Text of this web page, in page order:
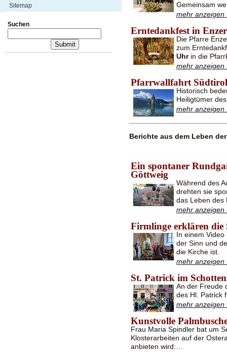
Sitemap
Suchen
Gemeinsam
mehr anzeigen
Erntedankfest in
Die Pfarre
zum
Uhrin die
mehr anzeigen
Pfarrwallfahrt Südtirol
Historisch
Heiligtümer
mehr anzeigen
Berichte aus dem Leben
Ein spontaner
Göttweig
Während des
drehten sie
das Leben des
mehr anzeigen
Firmlinge erklären die
In einem
der Sinn und
die Kirche ist.
mehr anzeigen
St. Patrick im
An der Freude
des Hl. Patrick
mehr anzeigen
Kunstvolle
Frau Maria Spindler bat um
Klosterarbeiten auf der
anbieten wird:…